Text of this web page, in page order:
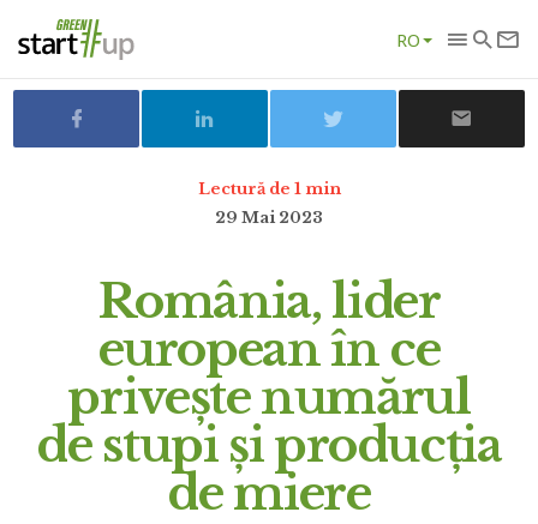
RO
Lectură de 1 min
29 Mai 2023
România, lider
european în ce
privește numărul
de stupi și producția
de miere